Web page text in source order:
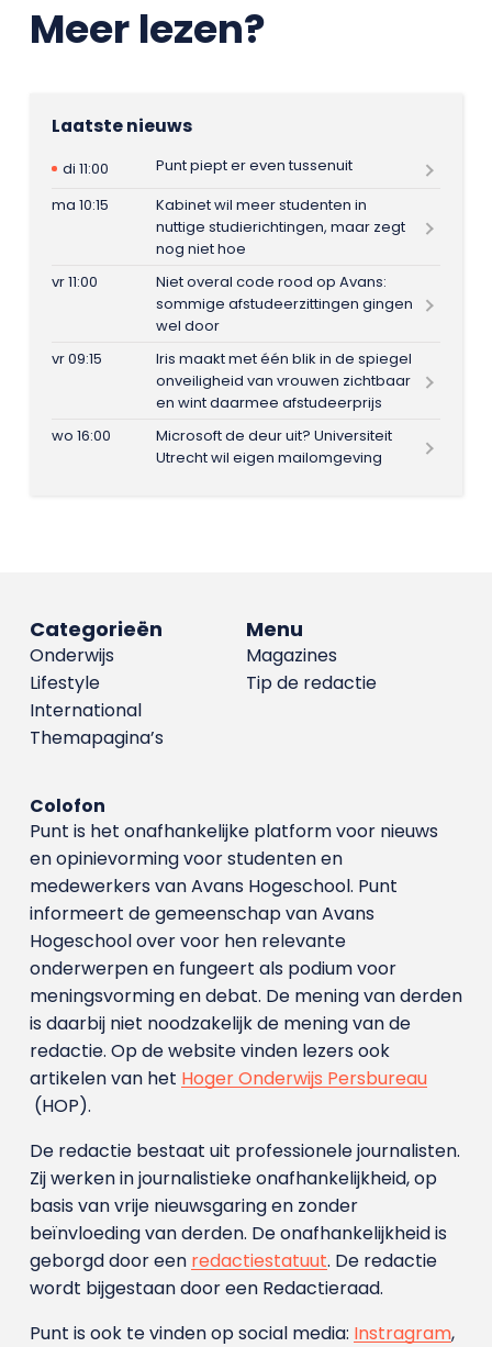
Meer lezen?
Laatste nieuws
di 11:00
Punt piept er even tussenuit
ma 10:15
Kabinet wil meer studenten in
nuttige studierichtingen, maar zegt
nog niet hoe
vr 11:00
Niet overal code rood op Avans:
sommige afstudeerzittingen gingen
wel door
vr 09:15
Iris maakt met één blik in de spiegel
onveiligheid van vrouwen zichtbaar
en wint daarmee afstudeerprijs
wo 16:00
Microsoft de deur uit? Universiteit
Utrecht wil eigen mailomgeving
Menu
Magazines
Tip de redactie
Categorieën
Onderwijs
Lifestyle
International
Themapagina’s
Colofon
Punt is het onafhankelijke platform voor nieuws
en opinievorming voor studenten en
medewerkers van Avans Hoge­school. Punt
informeert de gemeenschap van Avans
Hogeschool over voor hen relevante
onderwerpen en fungeert als podium voor
meningsvorming en debat. De mening van derden
is daarbij niet noodzakelijk de mening van de
redactie. Op de website vinden lezers ook
artikelen van het Hoger Onderwijs Persbureau
(HOP).
De redactie bestaat uit professionele journalisten.
Zij werken in journalistieke onafhankelijkheid, op
basis van vrije nieuwsgaring en zonder
beïnvloeding van derden. De onafhankelijkheid is
geborgd door een redactiestatuut. De redactie
wordt bijgestaan door een Redactieraad.
Punt is ook te vinden op social media: Instragram,